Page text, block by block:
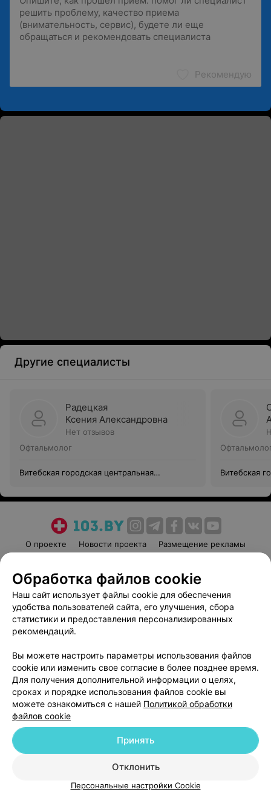
Рекомендую
Другие специалисты
Радецкая
Ксения Александровна
Нет отзывов
Офтальмолог
Витебская городская центральная
Витебская
О проекте Новости проекта
Размещение рекламы
Пользовательское соглашение
Способы оплаты
Вакансии
Партнеры
Написать руководителю 103.by
Обработка персональных данных
© 2026 ООО «Артокс Лаб», УНП 191700409
| 220012, Республика Беларусь,
Служба поддержки +375 291212755
Обработка файлов cookie
Наш сайт использует файлы cookie для обеспечения
удобства пользователей сайта, его улучшения, сбора
статистики и предоставления персонализированных
рекомендаций.
Вы можете настроить параметры использования файлов
cookie или изменить свое согласие в более позднее время.
Для получения дополнительной информации о целях,
сроках и порядке использования файлов cookie вы
можете ознакомиться с нашей Политикой обработки
файлов cookie
Отклонить
Принять
Персональные настройки Cookie